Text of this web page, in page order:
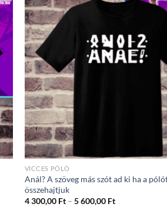
VICCES PÓLÓ
Anál? A szöveg más szót ad ki ha a
összehajtjuk
4 300,00 Ft – 5 600,00 FtÁrtartomány: